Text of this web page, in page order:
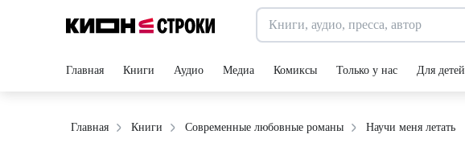
Главная Книги Аудио Медиа Комиксы Только у нас Для детей
Главная Книги Современные любовные романы Научи меня летать